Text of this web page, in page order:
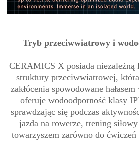
Tryb przeciwwiatrowy i
CERAMICS X posiada niezależną
struktury przeciwwiatrowej,
zakłócenia spowodowane
oferuje wodoodporność klasy
sprawdzając się podczas
jazda na rowerze, trening
towarzyszem zarówno do ćwiczeń